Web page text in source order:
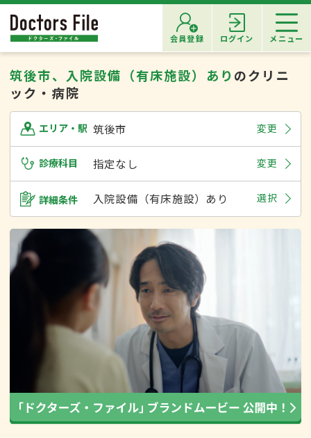
会員登録 ログイン メニュー
筑後市、入院設備（有床施設）あり のクリニ
ック・病院
エリア・駅 筑後市 変更
診療科目 指定なし 変更
詳細条件 入院設備（有床施設）あり 選択